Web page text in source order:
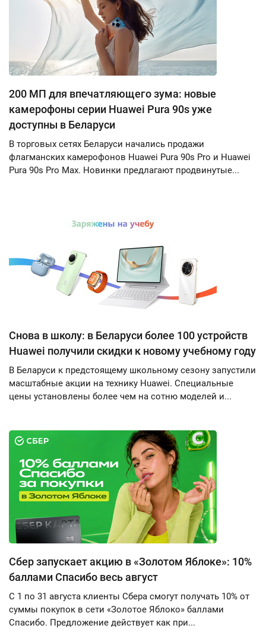
200 МП для впечатляющего зума: новые
камерофоны серии Huawei Pura 90s уже
доступны в Беларуси
В торговых сетях Беларуси начались продажи
флагманских камерофонов Huawei Pura 90s Pro и Huawei
Pura 90s Pro Max. Новинки предлагают продвинутые...
Снова в школу: в Беларуси более 100 устройств
Huawei получили скидки к новому учебному году
В Беларуси к предстоящему школьному сезону запустили
масштабные акции на технику Huawei. Специальные
цены установлены более чем на сотню моделей и...
Сбер запускает акцию в «Золотом Яблоке»: 10%
баллами Спасибо весь август
С 1 по 31 августа клиенты Сбера смогут получать 10% от
суммы покупок в сети «Золотое Яблоко» баллами
Спасибо. Предложение действует как при...